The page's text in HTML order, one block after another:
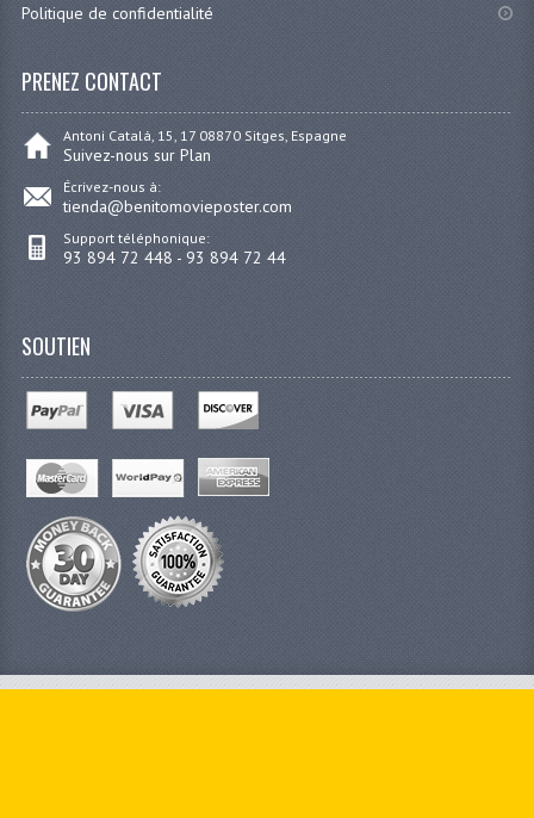
Politique de confidentialité
PRENEZ CONTACT
Antoni Catalá, 15, 17 08870 Sitges, Espagne
Suivez-nous sur Plan
Écrivez-nous à:
tienda@benitomovieposter.com
Support téléphonique:
93 894 72 448 - 93 894 72 44
SOUTIEN